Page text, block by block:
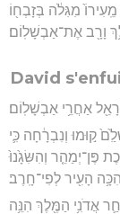
מִגִּלֹ֔ה בְּזָבְח֖וֹ
וָרָ֖ב אֶת־אַבְשָׁלֽוֹם׃
David
אַחֲרֵ֥י אַבְשָׁלֽוֹם׃
ק֣וּמוּ וְנִבְרָ֔חָה כִּ֛י
פֶּן־יְמַהֵ֤ר וְהִשִּׂגָ֙נוּ֙
הָעִ֖יר לְפִי־חָֽרֶב׃
אֲדֹנִ֥י הַמֶּ֖לֶךְ הִנֵּ֥ה